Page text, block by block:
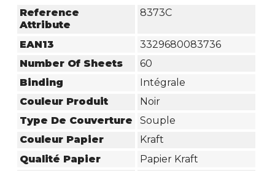
Reference
Attribute
8373C
EAN13
3329680083736
Number Of Sheets
60
Binding
Intégrale
Couleur Produit
Noir
Type De Couverture
Souple
Couleur Papier
Kraft
Qualité Papier
Papier Kraft